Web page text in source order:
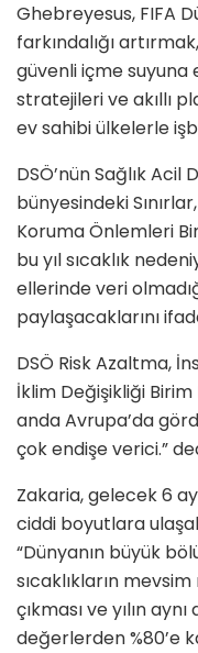
Ghebreyesus, FIFA
farkındalığı
güvenli içme
stratejileri ve akıllı
ev sahibi ülkelerle
DSÖ’nün Sağlık Acil
bünyesindeki
Koruma Önlemleri
bu yıl sıcaklık
ellerinde veri
paylaşacaklarını
DSÖ Risk Azaltma,
İklim Değişikliği Birim
anda Avrupa’da
çok endişe verici.”
Zakaria, gelecek 6
ciddi boyutlara
“Dünyanın büyük
sıcaklıkların
çıkması ve yılın
değerlerden %80’e